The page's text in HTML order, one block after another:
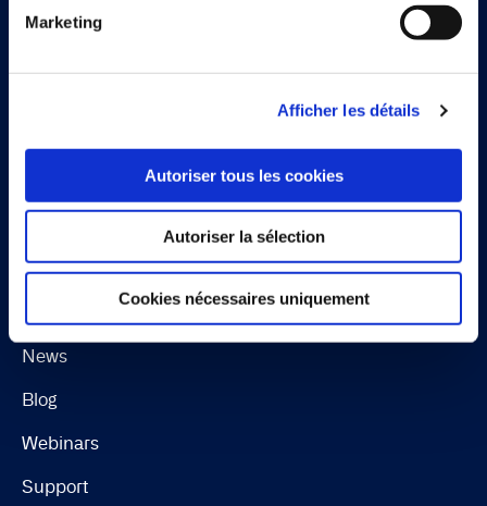
Marketing
Afficher les détails
Autoriser tous les cookies
Autoriser la sélection
Cookies nécessaires uniquement
Cookie and privacy policy
Trust Center
Software License Terms & Terms of Service
Change summary for EULA
Continia Software Whistleblower Scheme
Ressources
News
Blog
Webinars
Support